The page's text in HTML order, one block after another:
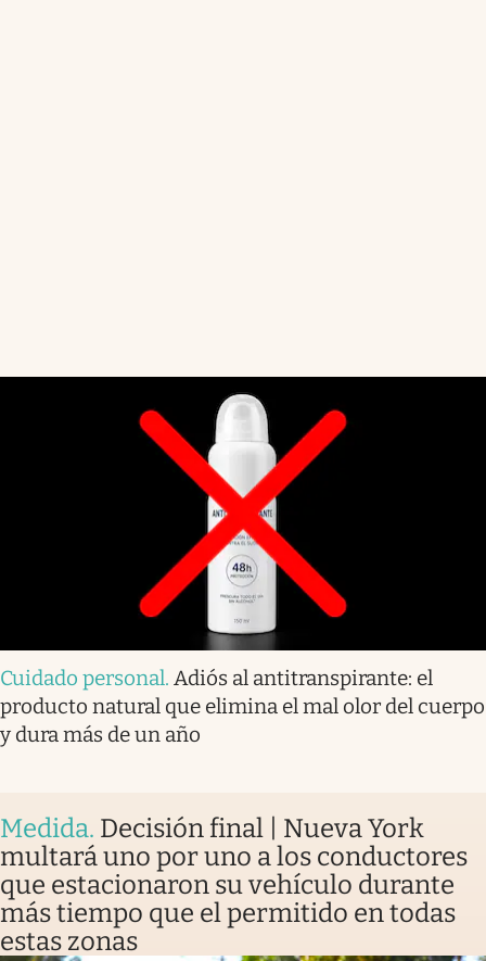
Cuidado personal. Adiós al antitranspirante: el
producto natural que elimina el mal olor del cuerpo
y dura más de un año
Medida. Decisión final | Nueva York
multará uno por uno a los conductores
que estacionaron su vehículo durante
más tiempo que el permitido en todas
estas zonas